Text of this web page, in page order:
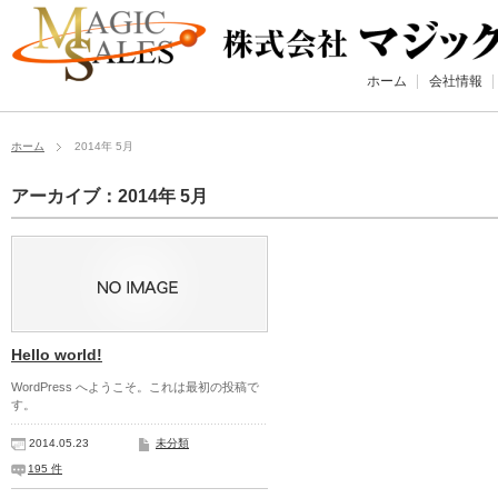
ホーム 会社情報
ホーム 2014年 5月
アーカイブ：2014年 5月
Hello world!
WordPress へようこそ。これは最初の投稿で
す。
2014.05.23 未分類
195 件